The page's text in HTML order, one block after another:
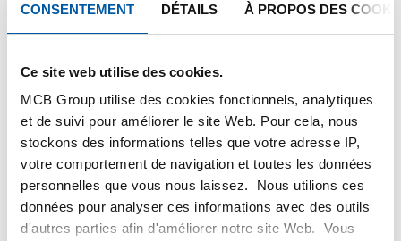
CONSENTEMENT DÉTAILS À PROPOS DES
Ce site web utilise des cookies.
MCB Group utilise des cookies fonctionnels, analytiques
et de suivi pour améliorer le site Web. Pour cela, nous
stockons des informations telles que votre adresse IP,
votre comportement de navigation et toutes les données
personnelles que vous nous laissez. Nous utilions ces
données pour analyser ces informations avec des outils
d'autres parties afin d'améliorer notre site Web. Vous
Veuillez vous connecter afin de pouvoir passer
commande
Commandez avec vos propres numéros d’articles
Calculez avec les prix actuels de TS Métaux
Suivez vos livraisons en ligne